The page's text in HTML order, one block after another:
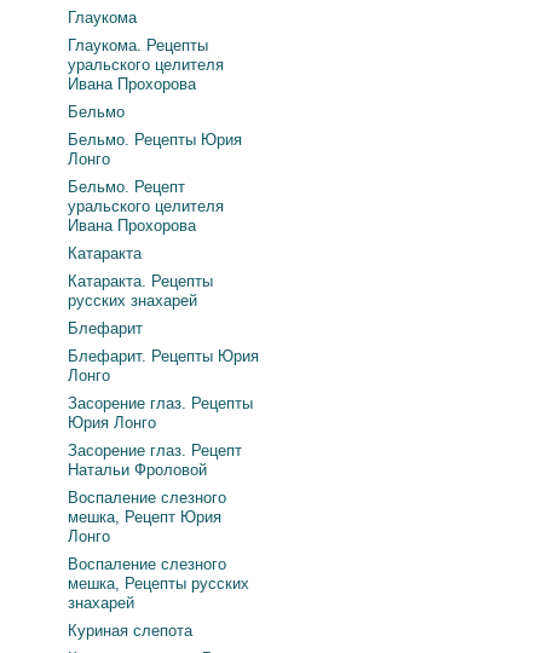
Глаукома
Глаукома. Рецепты
уральского целителя
Ивана Прохорова
Бельмо
Бельмо. Рецепты Юрия
Лонго
Бельмо. Рецепт
уральского целителя
Ивана Прохорова
Катаракта
Катаракта. Рецепты
русских знахарей
Блефарит
Блефарит. Рецепты Юрия
Лонго
Засорение глаз. Рецепты
Юрия Лонго
Засорение глаз. Рецепт
Натальи Фроловой
Воспаление слезного
мешка, Рецепт Юрия
Лонго
Воспаление слезного
мешка, Рецепты русских
знахарей
Куриная слепота